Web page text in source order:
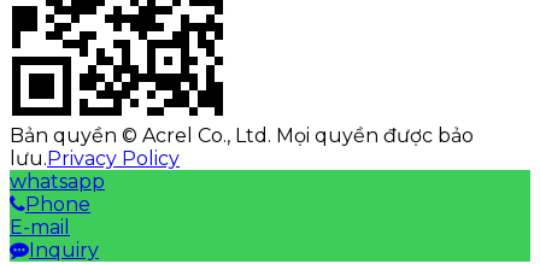
Bản quyền © Acrel Co., Ltd. Mọi quyền được bảo
lưu.Privacy Policy
whatsapp
Phone
E-mail
Inquiry